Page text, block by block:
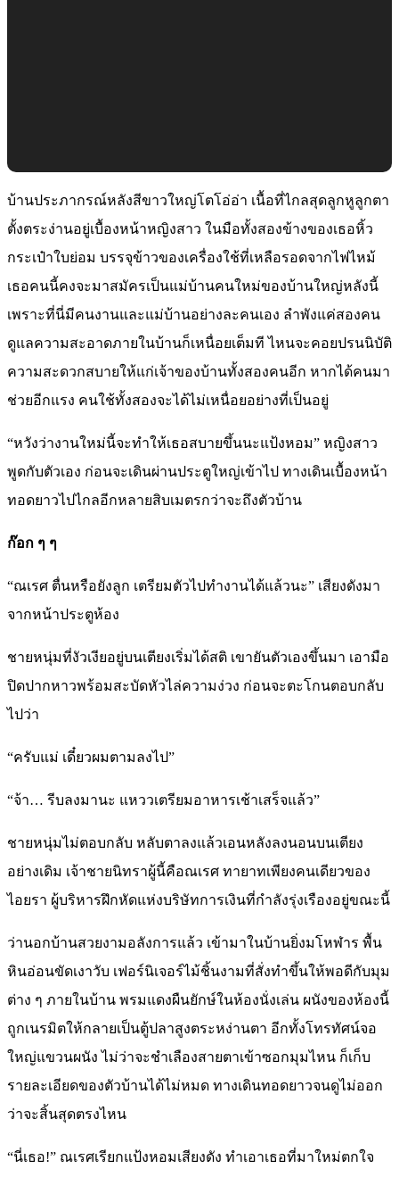
บ้านประภากรณ์หลังสีขาวใหญ่โตโอ่อ่า เนื้อที่ไกลสุดลูกหูลูกตา
ตั้งตระง่านอยู่เบื้องหน้าหญิงสาว ในมือทั้งสองข้างของเธอหิ้ว
กระเป๋าใบย่อม บรรจุข้าวของเครื่องใช้ที่เหลือรอดจากไฟไหม้
เธอคนนี้คงจะมาสมัครเป็นแม่บ้านคนใหม่ของบ้านใหญ่หลังนี้
เพราะที่นี่มีคนงานและแม่บ้านอย่างละคนเอง ลำพังแค่สองคน
ดูแลความสะอาดภายในบ้านก็เหนื่อยเต็มที ไหนจะคอยปรนนิบัติ
ความสะดวกสบายให้แก่เจ้าของบ้านทั้งสองคนอีก หากได้คนมา
ช่วยอีกแรง คนใช้ทั้งสองจะได้ไม่เหนื่อยอย่างที่เป็นอยู่
“หวังว่างานใหม่นี้จะทำให้เธอสบายขึ้นนะแป้งหอม” หญิงสาว
พูดกับตัวเอง ก่อนจะเดินผ่านประตูใหญ่เข้าไป ทางเดินเบื้องหน้า
ทอดยาวไปไกลอีกหลายสิบเมตรกว่าจะถึงตัวบ้าน
ก๊อก ๆ ๆ
“ณเรศ ตื่นหรือยังลูก เตรียมตัวไปทำงานได้แล้วนะ” เสียงดังมา
จากหน้าประตูห้อง
ชายหนุ่มที่งัวเงียอยู่บนเตียงเริ่มได้สติ เขายันตัวเองขึ้นมา เอามือ
ปิดปากหาวพร้อมสะบัดหัวไล่ความง่วง ก่อนจะตะโกนตอบกลับ
ไปว่า
“ครับแม่ เดี๋ยวผมตามลงไป”
“จ้า… รีบลงมานะ แหววเตรียมอาหารเช้าเสร็จแล้ว”
ชายหนุ่มไม่ตอบกลับ หลับตาลงแล้วเอนหลังลงนอนบนเตียง
อย่างเดิม เจ้าชายนิทราผู้นี้คือณเรศ ทายาทเพียงคนเดียวของ
ไอยรา ผู้บริหารฝึกหัดแห่งบริษัทการเงินที่กำลังรุ่งเรืองอยู่ขณะนี้
ว่านอกบ้านสวยงามอลังการแล้ว เข้ามาในบ้านยิ่งมโหฬาร พื้น
หินอ่อนขัดเงาวับ เฟอร์นิเจอร์ไม้ชิ้นงามที่สั่งทำขึ้นให้พอดีกับมุม
ต่าง ๆ ภายในบ้าน พรมแดงผืนยักษ์ในห้องนั่งเล่น ผนังของห้องนี้
ถูกเนรมิตให้กลายเป็นตู้ปลาสูงตระหง่านตา อีกทั้งโทรทัศน์จอ
ใหญ่แขวนผนัง ไม่ว่าจะชำเลืองสายตาเข้าซอกมุมไหน ก็เก็บ
รายละเอียดของตัวบ้านได้ไม่หมด ทางเดินทอดยาวจนดูไม่ออก
ว่าจะสิ้นสุดตรงไหน
“นี่เธอ!” ณเรศเรียกแป้งหอมเสียงดัง ทำเอาเธอที่มาใหม่ตกใจ